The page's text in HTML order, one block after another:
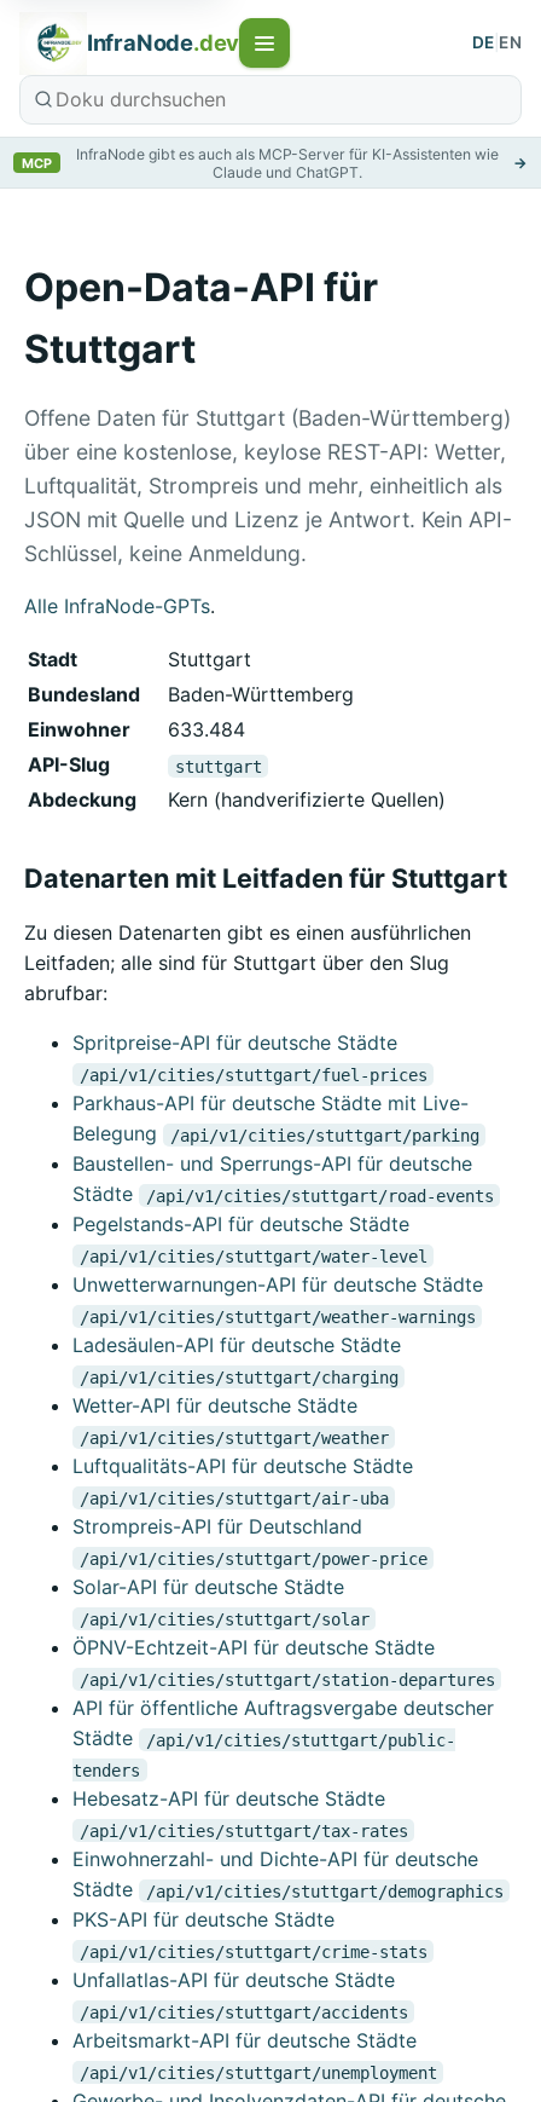
InfraNode.dev DE EN
MCP
InfraNode gibt es auch als MCP-Server für KI-Assistenten wie
Claude und ChatGPT.
→
Open-Data-API für
Stuttgart
Offene Daten für Stuttgart (Baden-Württemberg)
über eine kostenlose, keylose REST-API: Wetter,
Luftqualität, Strompreis und mehr, einheitlich als
JSON mit Quelle und Lizenz je Antwort. Kein API-
Schlüssel, keine Anmeldung.
Alle InfraNode-GPTs.
Stadt
Stuttgart
Bundesland
Baden-Württemberg
Einwohner
633.484
API-Slug
stuttgart
Abdeckung Kern (handverifizierte Quellen)
Datenarten mit Leitfaden für Stuttgart
Zu diesen Datenarten gibt es einen ausführlichen
Leitfaden; alle sind für Stuttgart über den Slug
abrufbar:
Spritpreise-API für deutsche Städte
/api/v1/cities/stuttgart/fuel-prices
Parkhaus-API für deutsche Städte mit Live-
Belegung
/api/v1/cities/stuttgart/parking
Baustellen- und Sperrungs-API für deutsche
Städte
/api/v1/cities/stuttgart/road-events
Pegelstands-API für deutsche Städte
/api/v1/cities/stuttgart/water-level
Unwetterwarnungen-API für deutsche Städte
/api/v1/cities/stuttgart/weather-warnings
Ladesäulen-API für deutsche Städte
/api/v1/cities/stuttgart/charging
Wetter-API für deutsche Städte
/api/v1/cities/stuttgart/weather
Luftqualitäts-API für deutsche Städte
/api/v1/cities/stuttgart/air-uba
Strompreis-API für Deutschland
/api/v1/cities/stuttgart/power-price
Solar-API für deutsche Städte
/api/v1/cities/stuttgart/solar
ÖPNV-Echtzeit-API für deutsche Städte
/api/v1/cities/stuttgart/station-departures
API für öffentliche Auftragsvergabe deutscher
Städte
/api/v1/cities/stuttgart/public-
tenders
Hebesatz-API für deutsche Städte
/api/v1/cities/stuttgart/tax-rates
Einwohnerzahl- und Dichte-API für deutsche
Städte
/api/v1/cities/stuttgart/demographics
PKS-API für deutsche Städte
/api/v1/cities/stuttgart/crime-stats
Unfallatlas-API für deutsche Städte
/api/v1/cities/stuttgart/accidents
Arbeitsmarkt-API für deutsche Städte
/api/v1/cities/stuttgart/unemployment